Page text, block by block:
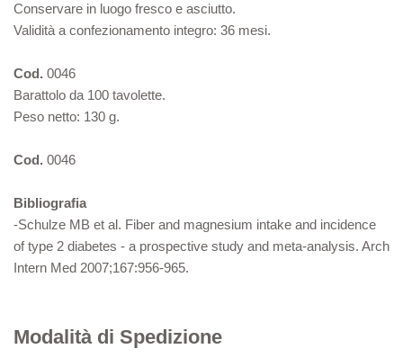
Conservare in luogo fresco e asciutto.
Validità a confezionamento integro: 36 mesi.
Cod. 0046
Barattolo da 100 tavolette.
Peso netto: 130 g.
Cod. 0046
Bibliografia
-Schulze MB et al. Fiber and magnesium intake and incidence
of type 2 diabetes - a prospective study and meta-analysis. Arch
Intern Med 2007;167:956-965.
Modalità di Spedizione